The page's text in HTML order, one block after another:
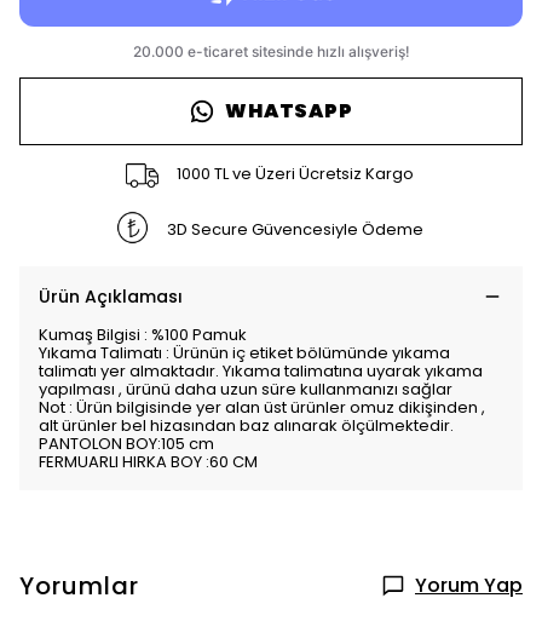
WHATSAPP
1000 TL ve Üzeri Ücretsiz Kargo
3D Secure Güvencesiyle Ödeme
Ürün Açıklaması
Kumaş Bilgisi : %100 Pamuk
Yıkama Talimatı : Ürünün iç etiket bölümünde yıkama
talimatı yer almaktadır. Yıkama talimatına uyarak yıkama
yapılması , ürünü daha uzun süre kullanmanızı sağlar
Not : Ürün bilgisinde yer alan üst ürünler omuz dikişinden ,
alt ürünler bel hizasından baz alınarak ölçülmektedir.
PANTOLON BOY:105 cm
FERMUARLI HIRKA BOY :60 CM
Yorumlar Yorum Yap